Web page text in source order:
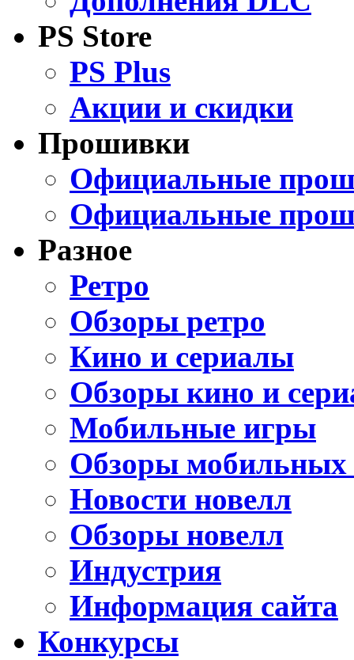
PS Store
PS Plus
Акции и скидки
Прошивки
Официальные
Официальные
Разное
Ретро
Обзоры ретро
Кино и сериалы
Обзоры кино и
Мобильные игры
Обзоры мобильных
Новости новелл
Обзоры новелл
Индустрия
Информация сайта
Конкурсы